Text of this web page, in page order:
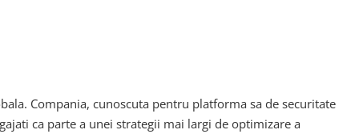
Compania, cunoscuta pentru platforma sa de securitate
ca parte a unei strategii mai largi de optimizare a